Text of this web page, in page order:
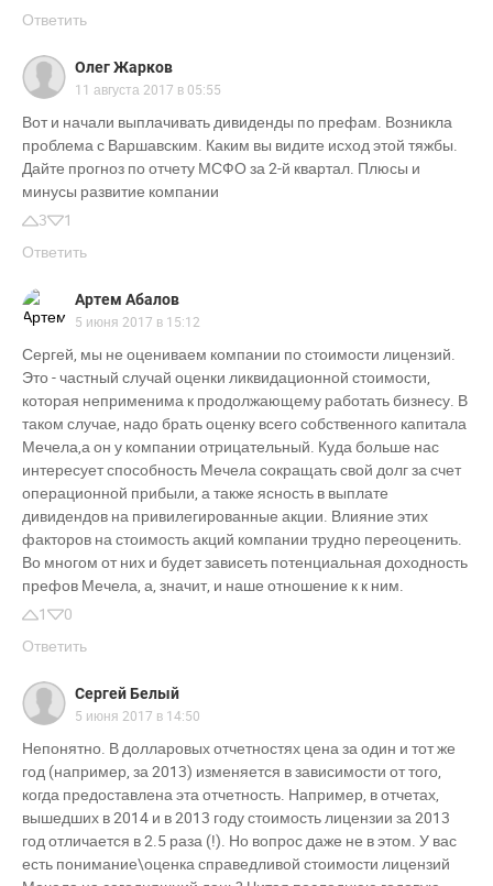
Ответить
Олег Жарков
11 августа 2017 в 05:55
Вот и начали выплачивать дивиденды по префам. Возникла
проблема с Варшавским. Каким вы видите исход этой тяжбы.
Дайте прогноз по отчету МСФО за 2-й квартал. Плюсы и
минусы развитие компании
3
1
Ответить
Артем Абалов
5 июня 2017 в 15:12
Сергей, мы не оцениваем компании по стоимости лицензий.
Это - частный случай оценки ликвидационной стоимости,
которая неприменима к продолжающему работать бизнесу. В
таком случае, надо брать оценку всего собственного капитала
Мечела,а он у компании отрицательный. Куда больше нас
интересует способность Мечела сокращать свой долг за счет
операционной прибыли, а также ясность в выплате
дивидендов на привилегированные акции. Влияние этих
факторов на стоимость акций компании трудно переоценить.
Во многом от них и будет зависеть потенциальная доходность
префов Мечела, а, значит, и наше отношение к к ним.
1
0
Ответить
Сергей Белый
5 июня 2017 в 14:50
Непонятно. В долларовых отчетностях цена за один и тот же
год (например, за 2013) изменяется в зависимости от того,
когда предоставлена эта отчетность. Например, в отчетах,
вышедших в 2014 и в 2013 году стоимость лицензии за 2013
год отличается в 2.5 раза (!). Но вопрос даже не в этом. У вас
есть понимание\оценка справедливой стоимости лицензий